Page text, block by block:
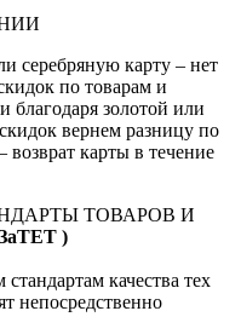
серебряную карту – нет
по товарам и
благодаря золотой или
вернем разницу по
карты в течение
ТОВАРОВ И
)
качества тех
непосредственно